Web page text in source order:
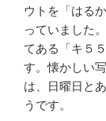
ウトを「はる
っていました
てある「キ５
す。懐かしい
は、日曜日と
うです。